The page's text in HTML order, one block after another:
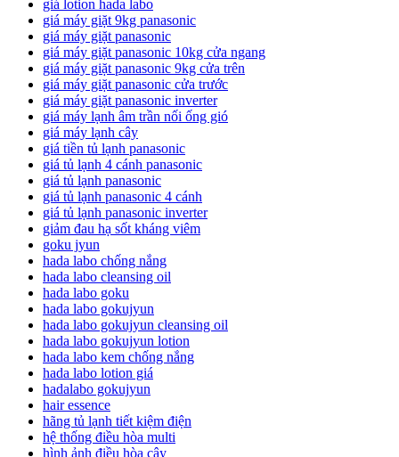
giá lotion hada labo
giá máy giặt 9kg panasonic
giá máy giặt panasonic
giá máy giặt panasonic 10kg cửa ngang
giá máy giặt panasonic 9kg cửa trên
giá máy giặt panasonic cửa trước
giá máy giặt panasonic inverter
giá máy lạnh âm trần nối ống gió
giá máy lạnh cây
giá tiền tủ lạnh panasonic
giá tủ lạnh 4 cánh panasonic
giá tủ lạnh panasonic
giá tủ lạnh panasonic 4 cánh
giá tủ lạnh panasonic inverter
giảm đau hạ sốt kháng viêm
goku jyun
hada labo chống nắng
hada labo cleansing oil
hada labo goku
hada labo gokujyun
hada labo gokujyun cleansing oil
hada labo gokujyun lotion
hada labo kem chống nắng
hada labo lotion giá
hadalabo gokujyun
hair essence
hãng tủ lạnh tiết kiệm điện
hệ thống điều hòa multi
hình ảnh điều hòa cây